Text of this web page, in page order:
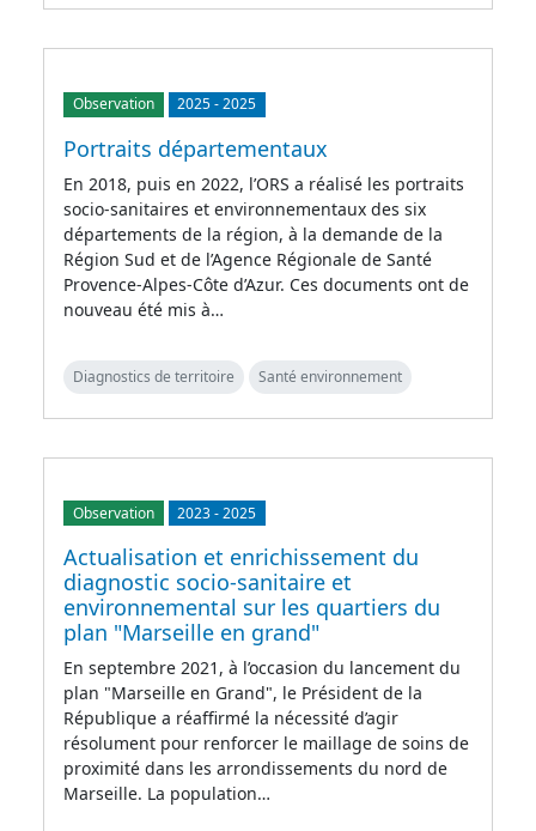
Observation 2025-2025
Portraits départementaux
En 2018, puis en 2022, l’ORS a réalisé les portraits
socio-sanitaires et environnementaux des six
départements de la région, à la demande de la
Région Sud et de l’Agence Régionale de Santé
Provence-Alpes-Côte d’Azur. Ces documents ont de
nouveau été mis à…
Diagnostics de territoire Santé environnement
Observation 2023-2025
Actualisation et enrichissement du
diagnostic socio-sanitaire et
environnemental sur les quartiers du
plan "Marseille en grand"
En septembre 2021, à l’occasion du lancement du
plan "Marseille en Grand", le Président de la
République a réaffirmé la nécessité d’agir
résolument pour renforcer le maillage de soins de
proximité dans les arrondissements du nord de
Marseille. La population…